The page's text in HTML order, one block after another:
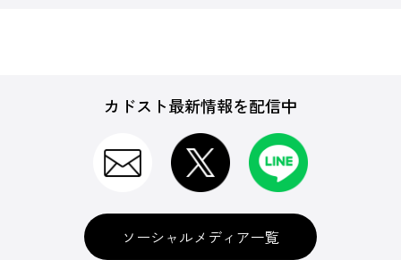
カドスト最新情報を配信中
ソーシャルメディア一覧